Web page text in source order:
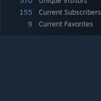
155
Current Subscribers
9
Current Favorites